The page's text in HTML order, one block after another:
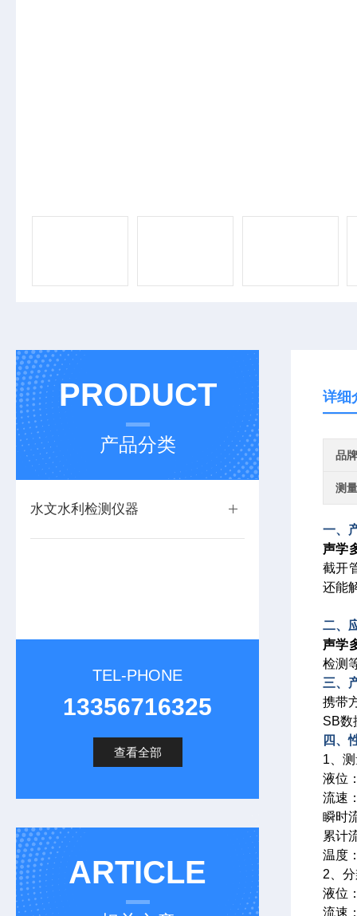
PRODUCT
产品分类
水文水利检测仪器
TEL-PHONE
13356716325
查看全部
ARTICLE
详细
品牌
测
一、
声学
截开
还能
二、
声学
检测
三、
携带
SB数
四、
1、
液位
流速
瞬时
累计
温度
2、
液位
流速